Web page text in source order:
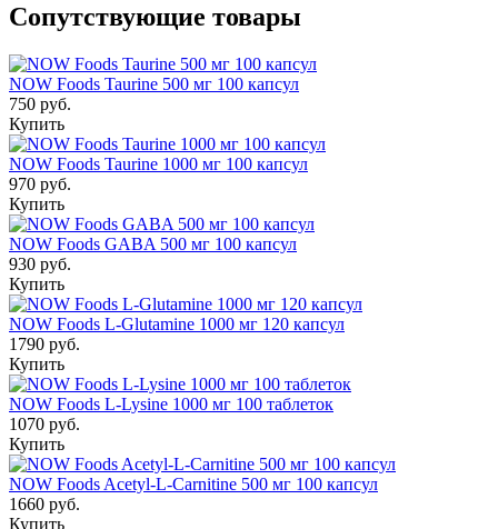
Сопутствующие товары
NOW Foods Taurine 500 мг 100 капсул
750 руб.
Купить
NOW Foods Taurine 1000 мг 100 капсул
970 руб.
Купить
NOW Foods GABA 500 мг 100 капсул
930 руб.
Купить
NOW Foods L-Glutamine 1000 мг 120 капсул
1790 руб.
Купить
NOW Foods L-Lysine 1000 мг 100 таблеток
1070 руб.
Купить
NOW Foods Acetyl-L-Carnitine 500 мг 100 капсул
1660 руб.
Купить